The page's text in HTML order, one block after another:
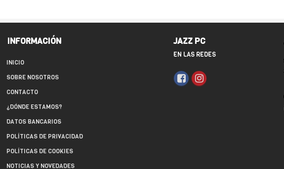
INFORMACIÓN
INICIO
SOBRE NOSOTROS
CONTACTO
¿DÓNDE ESTAMOS?
DATOS BANCARIOS
POLÍTICAS DE PRIVACIDAD
POLÍTICAS DE COOKIES
NOTICIAS Y NOVEDADES
JAZZ PC
EN LAS REDES